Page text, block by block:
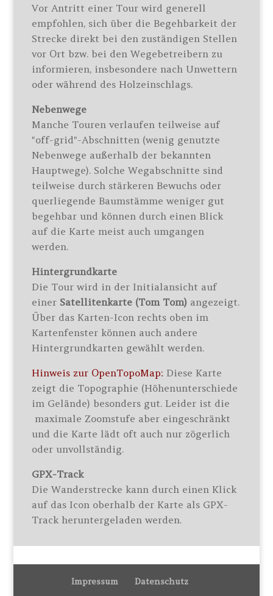
Vor Antritt einer Tour wird generell
empfohlen, sich über die Begehbarkeit der
Strecke direkt bei den zuständigen Stellen
vor Ort bzw. bei den Wegebetreibern zu
informieren, insbesondere nach Unwettern
oder während des Holzeinschlags.
Nebenwege
Manche Touren verlaufen teilweise auf
"off-grid"-Abschnitten (wenig genutzte
Nebenwege außerhalb der bekannten
Hauptwege). Solche Wegabschnitte sind
teilweise durch stärkeren Bewuchs oder
querliegende Baumstämme weniger gut
begehbar und können durch einen Blick
auf die Karte meist auch umgangen
werden.
Hintergrundkarte
Die Tour wird in der Initialansicht auf
einer Satellitenkarte (Tom Tom) angezeigt.
Über das Karten-Icon rechts oben im
Kartenfenster können auch andere
Hintergrundkarten gewählt werden.
Hinweis zur OpenTopoMap: Diese Karte
zeigt die Topographie (Höhenunterschiede
im Gelände) besonders gut. Leider ist die
maximale Zoomstufe aber eingeschränkt
und die Karte lädt oft auch nur zögerlich
oder unvollständig.
GPX-Track
Die Wanderstrecke kann durch einen Klick
auf das Icon oberhalb der Karte als GPX-
Track heruntergeladen werden.
Impressum Datenschutz